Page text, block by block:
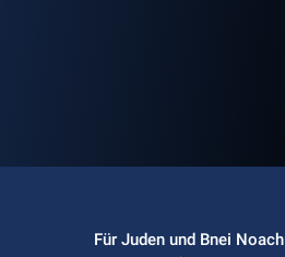
Für Juden und Bnei Noach